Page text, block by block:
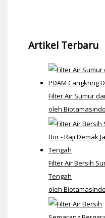
Artikel Terbaru
Filter Air Sumur
oleh Biotamasindo
Filter Air Bersih
Tengah
oleh Biotamasindo